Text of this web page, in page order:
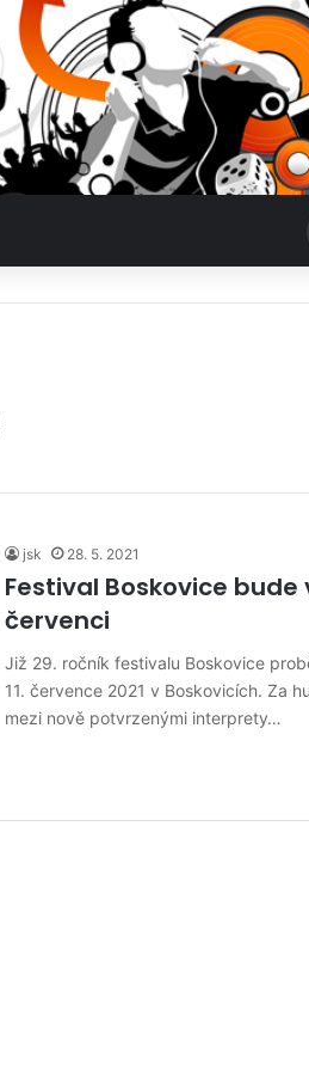
jsk 28. 5. 2021
Festival Boskovice bude
červenci
Již 29. ročník festivalu Boskovice
11. července 2021 v Boskovicích. Za
mezi nově potvrzenými interprety…